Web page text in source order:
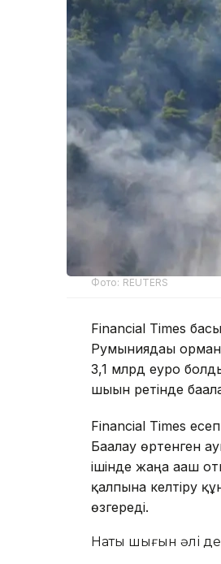
Фото: REUTERS
Financial Times
Румыниядағы
3,1 млрд еуро
шығын ретінде
Financial Times
Бағалау өртенген
ішінде жаңа ағаш
қалпына келтіру
өзгереді.
Нақты шығын әлі